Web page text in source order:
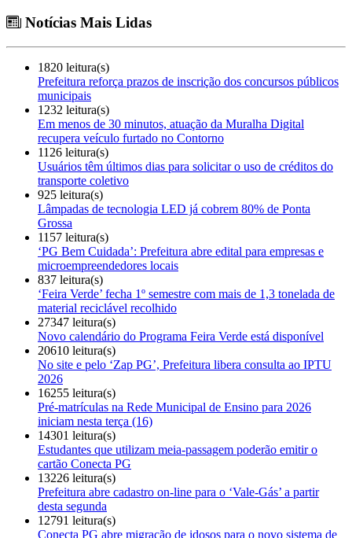
Notícias Mais Lidas
1820 leitura(s)
Prefeitura reforça prazos de inscrição dos concursos públicos
municipais
1232 leitura(s)
Em menos de 30 minutos, atuação da Muralha Digital
recupera veículo furtado no Contorno
1126 leitura(s)
Usuários têm últimos dias para solicitar o uso de créditos do
transporte coletivo
925 leitura(s)
Lâmpadas de tecnologia LED já cobrem 80% de Ponta
Grossa
1157 leitura(s)
‘PG Bem Cuidada’: Prefeitura abre edital para empresas e
microempreendedores locais
837 leitura(s)
‘Feira Verde’ fecha 1º semestre com mais de 1,3 tonelada de
material reciclável recolhido
27347 leitura(s)
Novo calendário do Programa Feira Verde está disponível
20610 leitura(s)
No site e pelo ‘Zap PG’, Prefeitura libera consulta ao IPTU
2026
16255 leitura(s)
Pré-matrículas na Rede Municipal de Ensino para 2026
iniciam nesta terça (16)
14301 leitura(s)
Estudantes que utilizam meia-passagem poderão emitir o
cartão Conecta PG
13226 leitura(s)
Prefeitura abre cadastro on-line para o ‘Vale-Gás’ a partir
desta segunda
12791 leitura(s)
Conecta PG abre migração de idosos para o novo sistema de